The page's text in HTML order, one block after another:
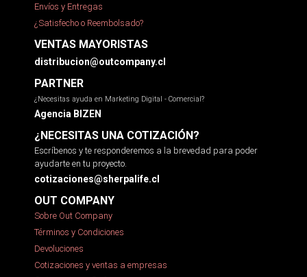
Envíos y Entregas
¿Satisfecho o Reembolsado?
VENTAS MAYORISTAS
distribucion@outcompany.cl
PARTNER
¿Necesitas ayuda en Marketing Digital - Comercial?
Agencia BIZEN
¿NECESITAS UNA COTIZACIÓN?
Escríbenos y te responderemos a la brevedad para poder
ayudarte en tu proyecto.
cotizaciones@sherpalife.cl
OUT COMPANY
Sobre Out Company
Términos y Condiciones
Devoluciones
Cotizaciones y ventas a empresas